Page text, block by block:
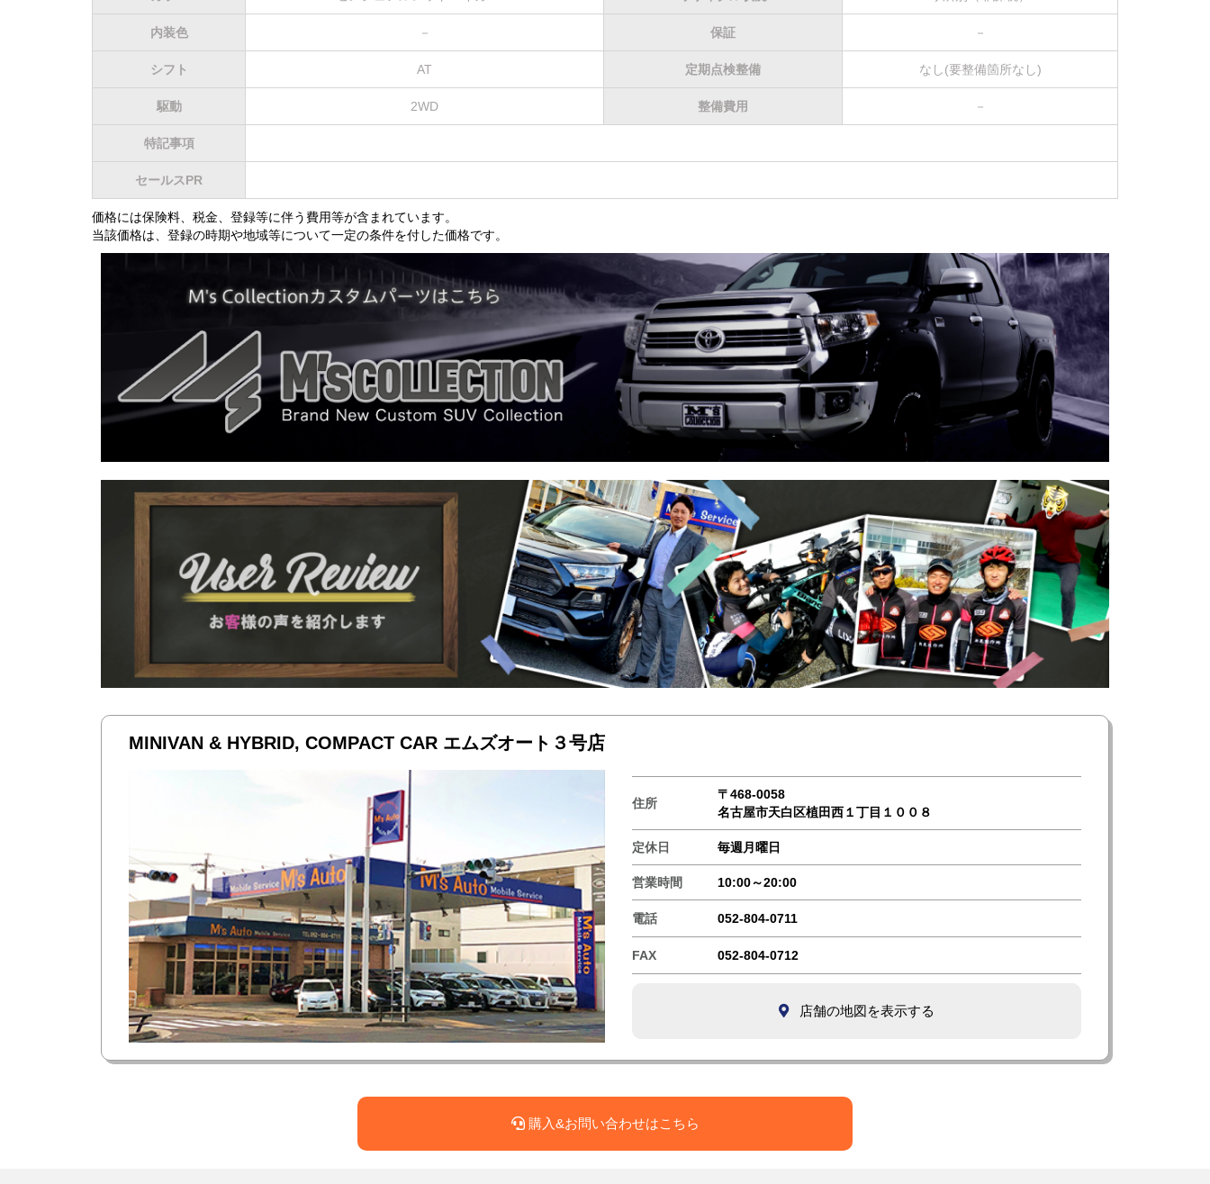
内装色 － 保証 －
シフト AT 定期点検整備 なし(要整備箇所なし)
駆動 2WD 整備費用 －
特記事項
セールスPR
価格には保険料、税金、登録等に伴う費用等が含まれています。
当該価格は、登録の時期や地域等について一定の条件を付した価格です。
MINIVAN & HYBRID, COMPACT CAR エムズオート３号店
住所
〒468-0058
名古屋市天白区植田西１丁目１００８
定休日 毎週月曜日
営業時間 10:00～20:00
電話 052-804-0711
FAX 052-804-0712
店舗の地図を表示する
購入&お問い合わせはこちら